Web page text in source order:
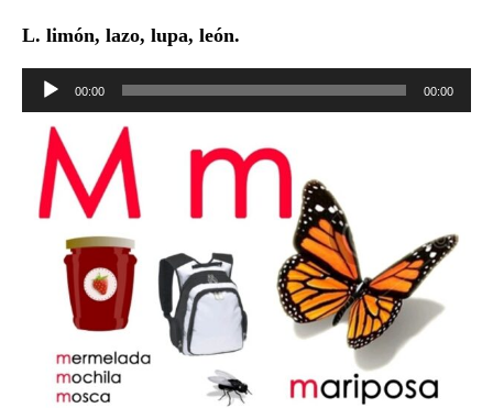
L. limón, lazo, lupa, león.
Reproductor
audio
00:00 00:00